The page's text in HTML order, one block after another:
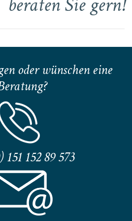
oder wünschen eine
151 152 89 573